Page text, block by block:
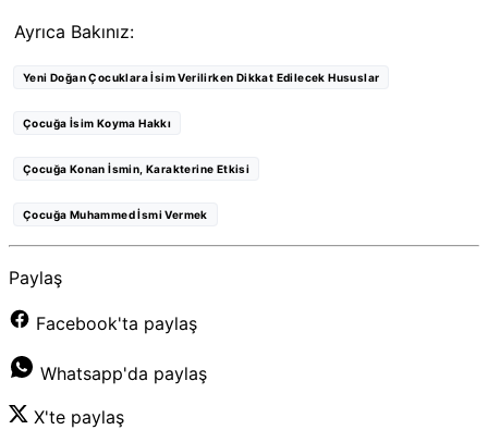
Ayrıca Bakınız:
Yeni Doğan Çocuklara İsim Verilirken Dikkat Edilecek Hususlar
Çocuğa İsim Koyma Hakkı
Çocuğa Konan İsmin, Karakterine Etkisi
Çocuğa Muhammed İsmi Vermek
Paylaş
Facebook'ta paylaş
Whatsapp'da paylaş
X'te paylaş